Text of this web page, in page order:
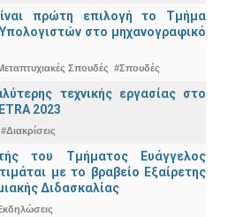
πρώτη επιλογή το Τμήμα
στο μηχανογραφικό
Σπουδές #Σπουδές
τεχνικής εργασίας στο
2023
#Διακρίσεις
του Τμήματος Ευάγγελος
με το βραβείο Εξαίρετης
Διδασκαλίας